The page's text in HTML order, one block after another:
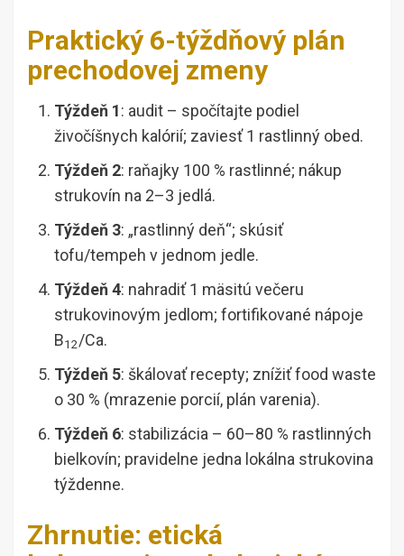
Praktický 6-týždňový plán
prechodovej zmeny
Týždeň 1: audit – spočítajte podiel
živočíšnych kalórií; zaviesť 1 rastlinný obed.
Týždeň 2: raňajky 100 % rastlinné; nákup
strukovín na 2–3 jedlá.
Týždeň 3: „rastlinný deň“; skúsiť
tofu/tempeh v jednom jedle.
Týždeň 4: nahradiť 1 mäsitú večeru
strukovinovým jedlom; fortifikované nápoje
B12/Ca.
Týždeň 5: škálovať recepty; znížiť food waste
o 30 % (mrazenie porcií, plán varenia).
Týždeň 6: stabilizácia – 60–80 % rastlinných
bielkovín; pravidelne jedna lokálna strukovina
týždenne.
Zhrnutie: etická